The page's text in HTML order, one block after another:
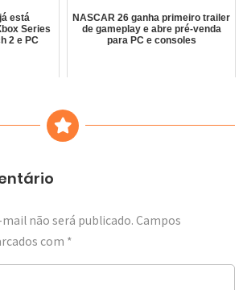
está
Series
2 e PC
NASCAR 26 ganha primeiro trailer
de gameplay e abre pré-venda
para PC e consoles
não será publicado. Campos
com *